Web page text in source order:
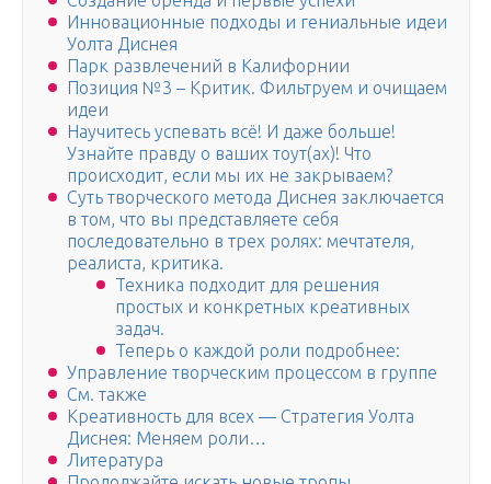
Инновационные подходы и гениальные идеи
Уолта Диснея
Парк развлечений в Калифорнии
Позиция №3 – Критик. Фильтруем и очищаем
идеи
Научитесь успевать всё! И даже больше!
Узнайте правду о ваших тоут(ах)! Что
происходит, если мы их не закрываем?
Суть творческого метода Диснея заключается
в том, что вы представляете себя
последовательно в трех ролях: мечтателя,
реалиста, критика.
Техника подходит для решения
простых и конкретных креативных
задач.
Теперь о каждой роли подробнее:
Управление творческим процессом в группе
См. также
Креативность для всех — Стратегия Уолта
Диснея: Меняем роли…
Литература